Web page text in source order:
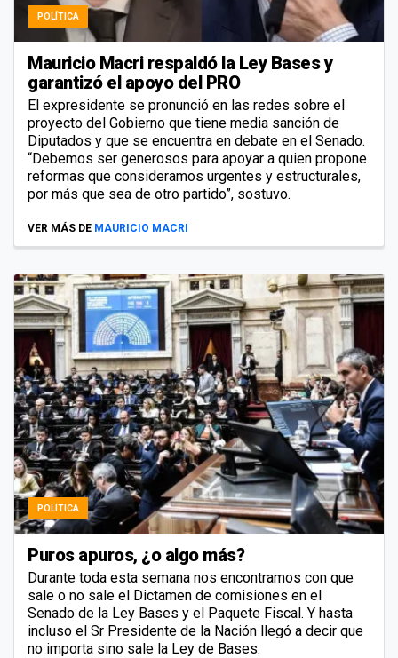
POLÍTICA
Mauricio Macri respaldó la Ley Bases y
garantizó el apoyo del PRO
El expresidente se pronunció en las redes sobre el
proyecto del Gobierno que tiene media sanción de
Diputados y que se encuentra en debate en el Senado.
“Debemos ser generosos para apoyar a quien propone
reformas que consideramos urgentes y estructurales,
por más que sea de otro partido”, sostuvo.
VER MÁS DE MAURICIO MACRI
POLÍTICA
Puros apuros, ¿o algo más?
Durante toda esta semana nos encontramos con que
sale o no sale el Dictamen de comisiones en el
Senado de la Ley Bases y el Paquete Fiscal. Y hasta
incluso el Sr Presidente de la Nación llegó a decir que
no importa sino sale la Ley de Bases.